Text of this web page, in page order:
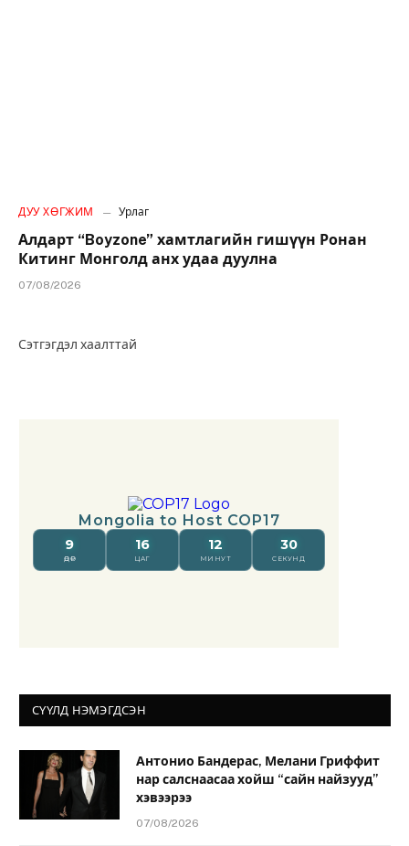
ДУУ ХӨГЖИМ Урлаг
Алдарт “Boyzone” хамтлагийн гишүүн Ронан
Китинг Монголд анх удаа дуулна
07/08/2026
Сэтгэгдэл хаалттай
СҮҮЛД НЭМЭГДСЭН
Антонио Бандерас, Мелани Гриффит
нар салснаасаа хойш “сайн найзууд”
хэвээрээ
07/08/2026